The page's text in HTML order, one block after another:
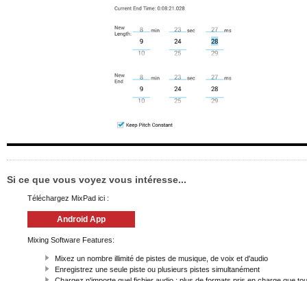
Si ce que vous voyez vous intéresse...
Téléchargez MixPad ici :
Android App
Mixing Software Features:
Mixez un nombre illimité de pistes de musique, de voix et d'audio
Enregistrez une seule piste ou plusieurs pistes simultanément